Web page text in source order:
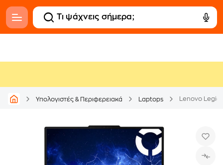
Υπολογιστές & Περιφερειακά Laptops